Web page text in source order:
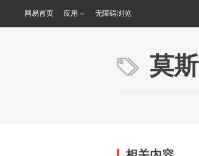
网易首页 应用 无障碍浏览
莫斯